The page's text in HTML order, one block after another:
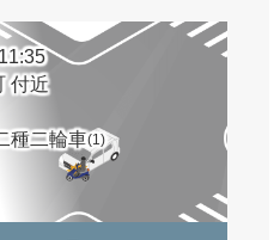
付近
種二輪車(1)